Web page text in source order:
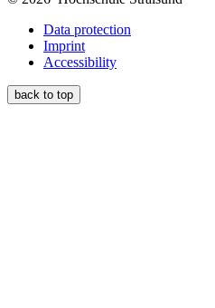
Data protection
Imprint
Accessibility
back to top